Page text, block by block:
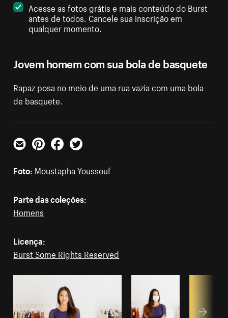
Jovem homem com sua bola de basquete
Rapaz posa no meio de uma rua vazia com uma bola
de basquete.
Acesse as fotos grátis e mais conteúdo do Burst
antes de todos. Cancele sua inscrição em
qualquer momento.
E-mailPinterestFacebookTwitter
Foto: Moustapha Youssouf
Parte das coleções:
Homens
Licença:
Burst Some Rights Reserved